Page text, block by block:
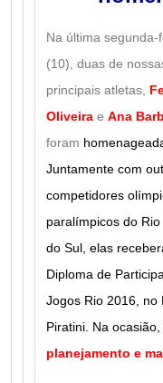
Na última segunda-
(10), duas de
principais atletas,
Oliveira e Ana
foram
Juntamente com
competidores
paralímpicos do
do Sul, elas
Diploma de
Jogos Rio 2016, no
Piratini. Na
planejamento e